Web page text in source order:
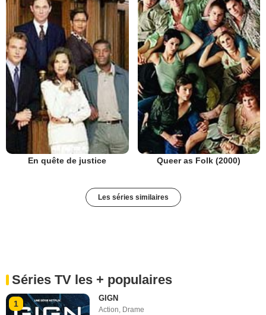
En quête de justice Queer as Folk (2000)
Les séries similaires
Séries TV les + populaires
1
GIGN
Action, Drame